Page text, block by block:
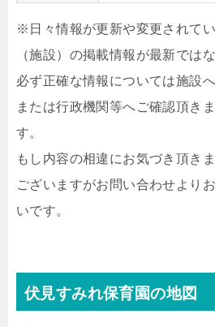
※日々情報が更新や変更されて
（施設）の掲載情報が最新では
必ず正確な情報については施設
または行政機関等へご確認頂き
す。
もし内容の相違にお気づき頂き
ございますがお問い合わせより
いです。
伏見すみれ保育園の地図